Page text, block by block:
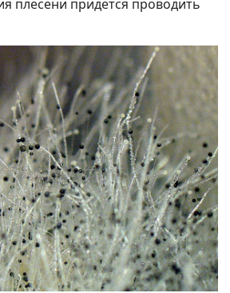
плесени придется проводить